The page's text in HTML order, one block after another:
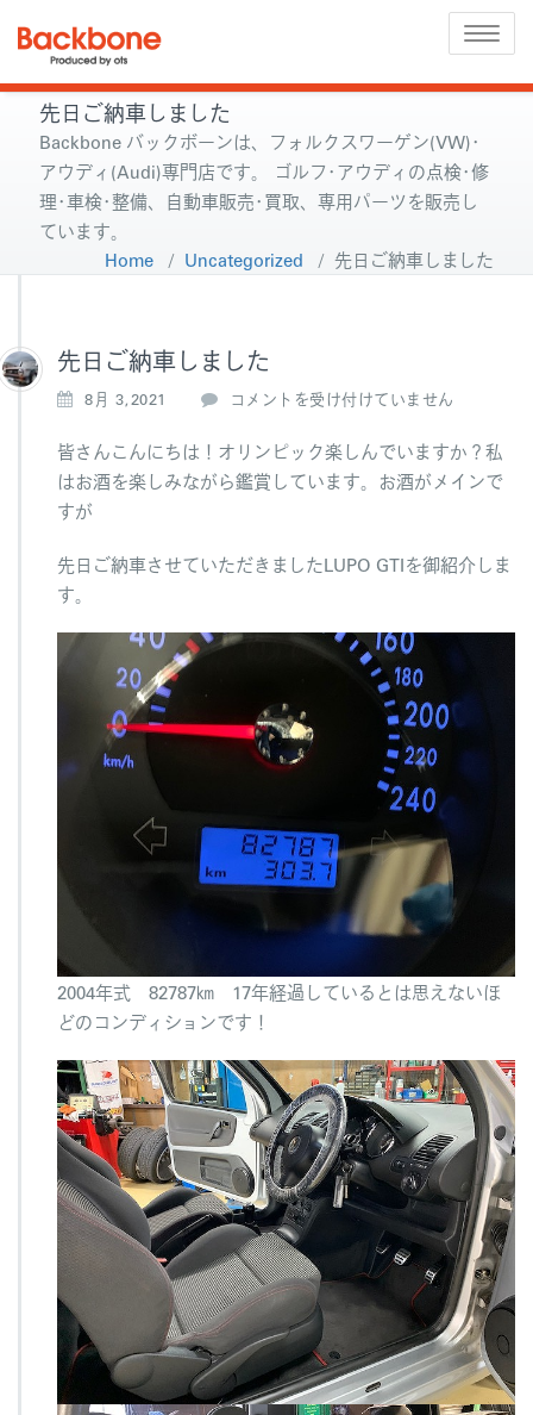
Toggle
先日ご納車しました
Backbone バックボーンは、フォルクスワーゲン(VW)･
アウディ(Audi)専門店です。 ゴルフ･アウディの点検･修
理･車検･整備、自動車販売･買取、専用パーツを販売し
ています。
Home / Uncategorized / 先日ご納車しました
先日ご納車しました
8月 3,2021
先
ご
納
車
し
コメントを受け付けていません
皆さんこんにちは！オリンピック楽しんでいますか？私
はお酒を楽しみながら鑑賞しています。お酒がメインで
すが
先日ご納車させていただきましたLUPO GTIを御紹介しま
す。
2004年式 82787㎞ 17年経過しているとは思えないほ
どのコンディションです！